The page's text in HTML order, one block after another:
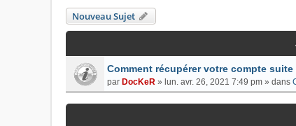
Nouveau Sujet
Comment récupérer votre compte
par DocKeR » lun. avr. 26, 2021 7:49 pm » dans